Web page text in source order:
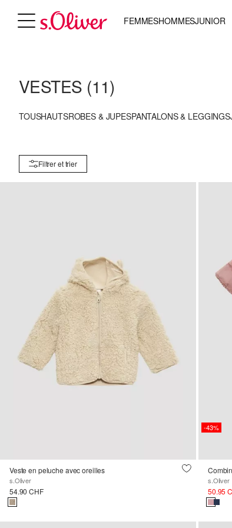
FEMMESHOMMESJUNIOR
VESTES (11)
TOUSHAUTSROBES & JUPESPANTALONS & LEGGINGS
Filtrer et trier
Veste en peluche avec oreilles
s.Oliver
54.90 CHF
-43%
s.Oliver
50.95